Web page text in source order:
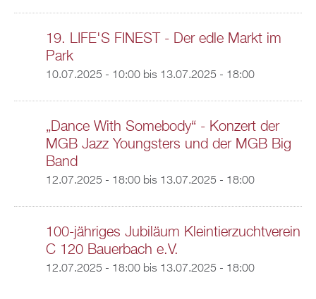
19. LIFE'S FINEST - Der edle Markt im
Park
10.07.2025 - 10:00bis 13.07.2025 - 18:00
„Dance With Somebody“ - Konzert der
MGB Jazz Youngsters und der MGB Big
Band
12.07.2025 - 18:00bis 13.07.2025 - 18:00
100-jähriges Jubiläum Kleintierzuchtverein
C 120 Bauerbach e.V.
12.07.2025 - 18:00bis 13.07.2025 - 18:00